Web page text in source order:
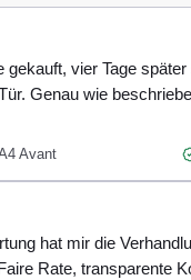
gekauft, vier Tage
Genau wie
Avant
hat mir die
Rate, transparente